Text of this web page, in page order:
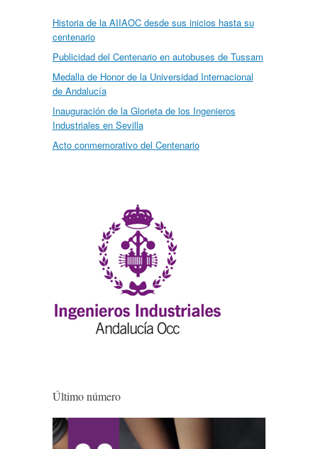
Historia de la AIIAOC desde sus inicios hasta su
centenario
Publicidad del Centenario en autobuses de Tussam
Medalla de Honor de la Universidad Internacional
de Andalucía
Inauguración de la Glorieta de los Ingenieros
Industriales en Sevilla
Acto conmemorativo del Centenario
Último número